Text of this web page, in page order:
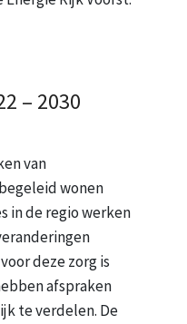
– 2030
van
wonen
in de regio werken
deze zorg is
afspraken
te verdelen. De